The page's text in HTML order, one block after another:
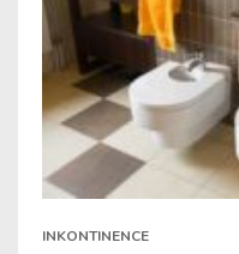
INKONTINENCE